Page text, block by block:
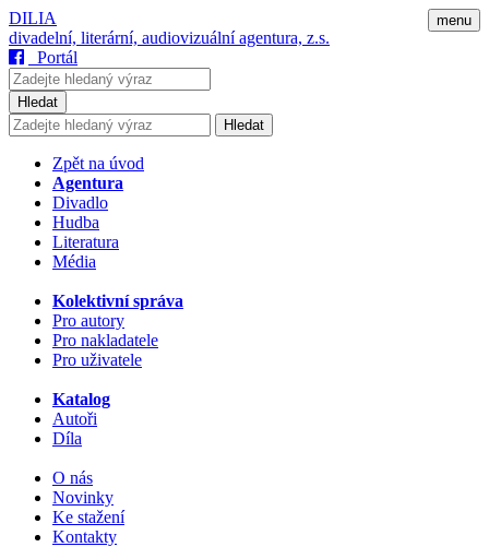
menu
DILIA
divadelní, literární, audiovizuální agentura, z.s.
Portál
Hledat
Hledat
Zpět na úvod
Agentura
Divadlo
Hudba
Literatura
Média
Kolektivní správa
Pro autory
Pro nakladatele
Pro uživatele
Katalog
Autoři
Díla
O nás
Novinky
Ke stažení
Kontakty